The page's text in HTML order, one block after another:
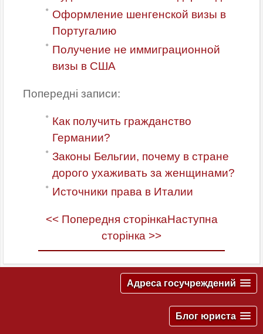
Оформление шенгенской визы в
Португалию
Получение не иммиграционной
визы в США
Попередні записи:
Как получить гражданство
Германии?
Законы Бельгии, почему в стране
дорого ухаживать за женщинами?
Источники права в Италии
<< Попередня сторінкаНаступна
сторінка >>
Адреса госучреждений
Блог юриста